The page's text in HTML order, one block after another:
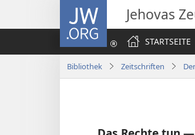
JW.ORG Jehovas
STARTSEITE
Bibliothek Zeitschriften